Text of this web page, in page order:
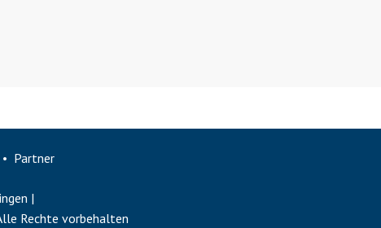
Partner
|
Rechte vorbehalten